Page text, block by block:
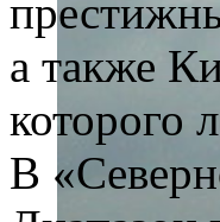
а также
которого
В